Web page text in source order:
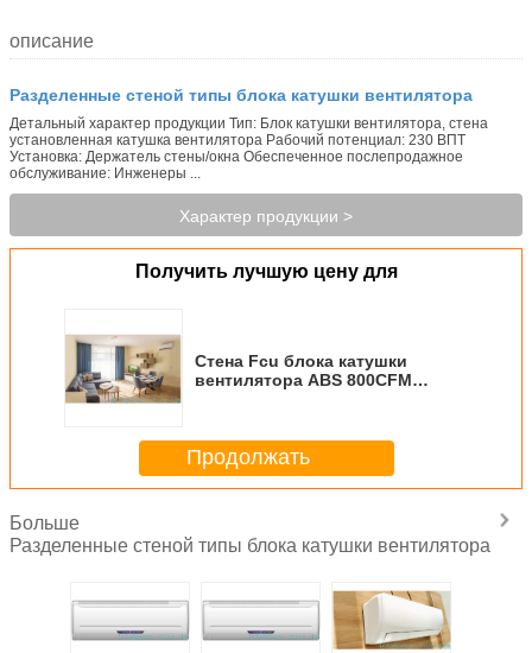
описание
Разделенные стеной типы блока катушки вентилятора
Детальный характер продукции Тип: Блок катушки вентилятора, стена
установленная катушка вентилятора Рабочий потенциал: 230 ВПТ
Установка: Держатель стены/окна Обеспеченное послепродажное
обслуживание: Инженеры ...
Характер продукции >
Получить лучшую цену для
Стена Fcu блока катушки
вентилятора ABS 800CFM
Продолжать
Больше
Разделенные стеной типы блока катушки вентилятора